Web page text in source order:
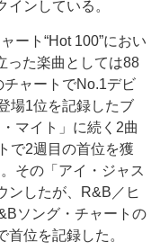
ンしている。
ート“Hot 100”におい
った楽曲としては88
ャートでNo.1デビ
場1位を記録したブ
マイト」に続く2曲
で2週目の首位を獲
その「アイ・ジャス
ンしたが、R&B／ヒ
ソング・チャートの
位を記録した。